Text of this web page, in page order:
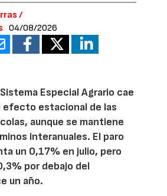
/
04/08/2026
Especial Agrario cae
efecto estacional de las
aunque se mantiene
interanuales. El paro
un 0,17% en julio, pero
por debajo del
un año.